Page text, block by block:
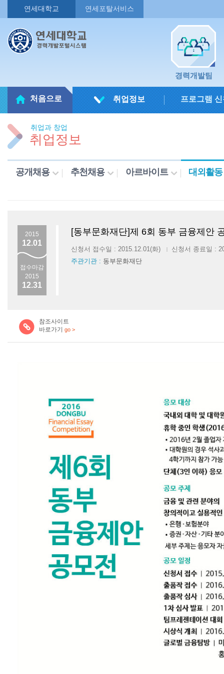
연세대학교 연세포탈서비스
경력개발팀
처음으로 취업정보 프로그램
취업과 창업
취업정보
공개채용 추천채용 아르바이트 대외활동
2015
12.01
접수마감
2015
12.31
[동부문화재단]제 6회 동부 금융제안
신청서 접수일 : 2015.12.01(화) |
신청서 종료일 :
주관기관 : 동부문화재단
참조사이트
바로가기
go >